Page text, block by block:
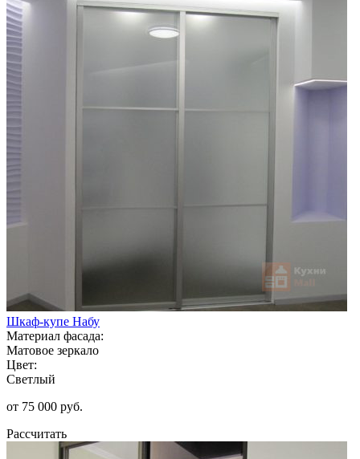
Шкаф-купе Набу
Материал фасада:
Матовое зеркало
Цвет:
Светлый
от 75 000 руб.
Рассчитать